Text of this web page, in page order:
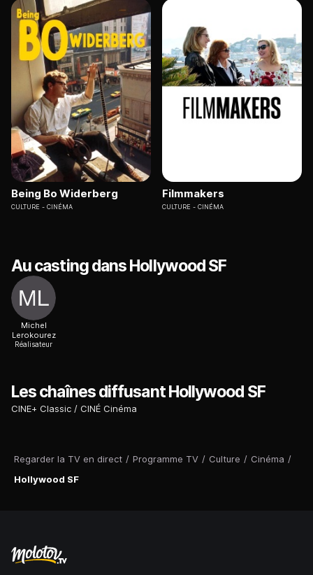
Regarder la TV en direct / Programme TV / Culture / Cinéma /
Hollywood SF
Being Bo Widerberg
CULTURE CINÉMA
Filmmakers
CULTURE CINÉMA
Au casting dans Hollywood SF
Michel
Lerokourez
Réalisateur
Les chaînes diffusant Hollywood SF
CINE+ Classic CINÉ Cinéma